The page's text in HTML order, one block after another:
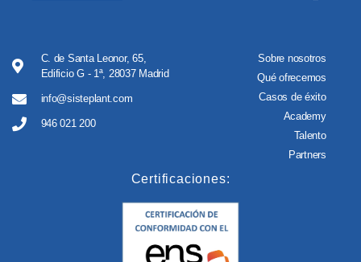
C. de Santa Leonor, 65,
Edificio G - 1ª, 28037 Madrid
info@sisteplant.com
946 021 200
Sobre nosotros
Qué ofrecemos
Casos de éxito
Academy
Talento
Partners
Certificaciones: